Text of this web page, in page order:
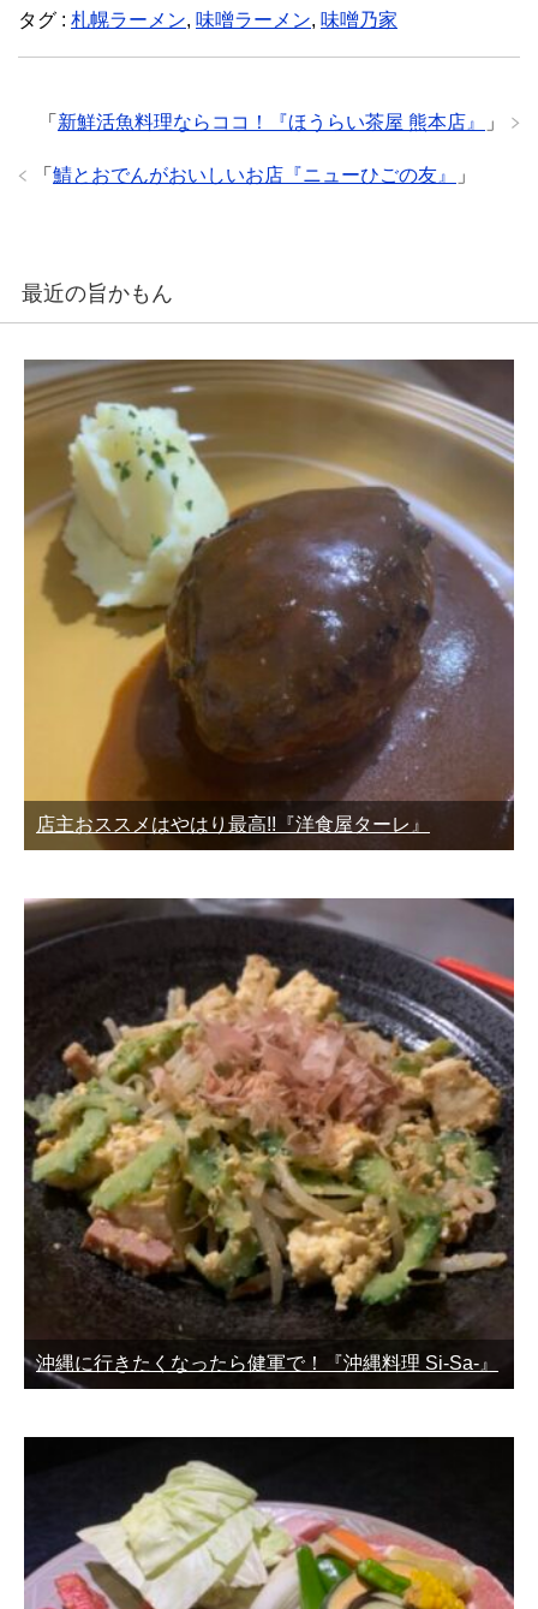
タグ : 札幌ラーメン, 味噌ラーメン, 味噌乃家
「 新鮮活魚料理ならココ！『ほうらい茶屋 熊本店』 」
「 鯖とおでんがおいしいお店『ニューひごの友』 」
最近の旨かもん
店主おススメはやはり最高!!『洋食屋ターレ』
沖縄に行きたくなったら健軍で！『沖縄料理 Si-Sa-』